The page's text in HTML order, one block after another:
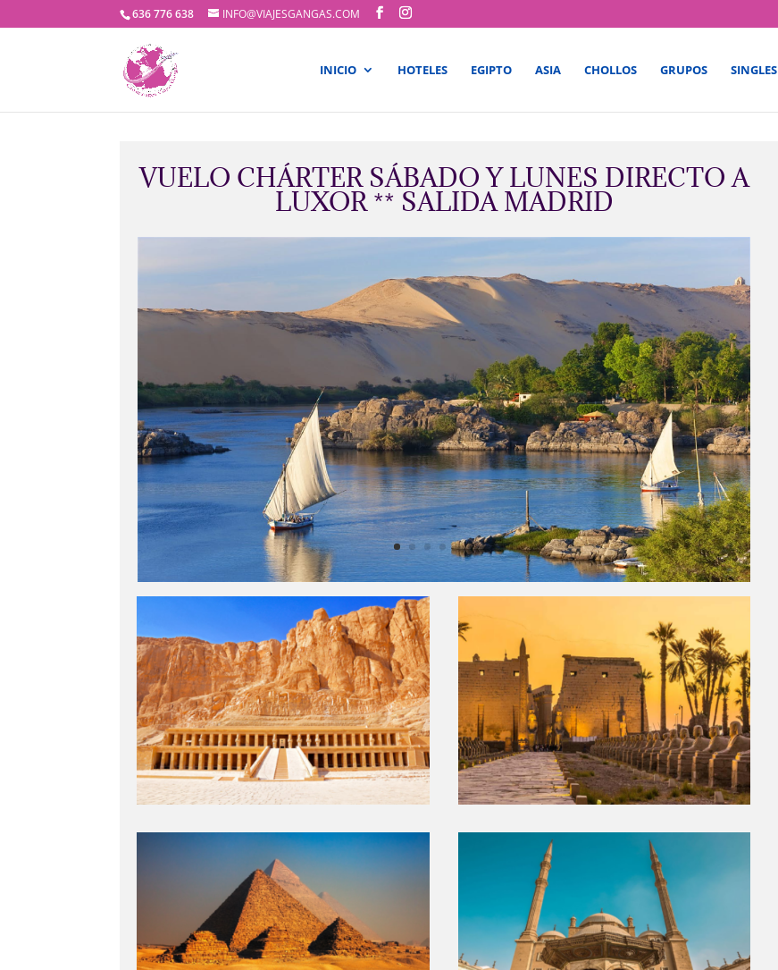
636 776 638 INFO@VIAJESGANGAS.COM
INICIO HOTELES EGIPTO ASIA CHOLLOS GRUPOS SINGLES
VUELO CHÁRTER SÁBADO Y LUNES DIRECTO A
LUXOR ** SALIDA MADRID